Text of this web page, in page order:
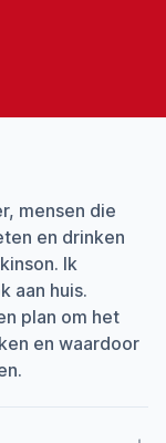
mensen die
en drinken
Ik
aan huis.
plan om het
en waardoor